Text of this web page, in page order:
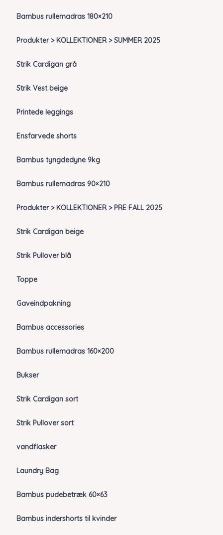
Bambus rullemadras 180×210
Produkter > KOLLEKTIONER > SUMMER 2025
Strik Cardigan grå
Strik Vest beige
Printede leggings
Ensfarvede shorts
Bambus tyngdedyne 9kg
Bambus rullemadras 90×210
Produkter > KOLLEKTIONER > PRE FALL 2025
Strik Cardigan beige
Strik Pullover blå
Toppe
Gaveindpakning
Bambus accessories
Bambus rullemadras 160×200
Bukser
Strik Cardigan sort
Strik Pullover sort
vandflasker
Laundry Bag
Bambus pudebetræk 60×63
Bambus indershorts til kvinder